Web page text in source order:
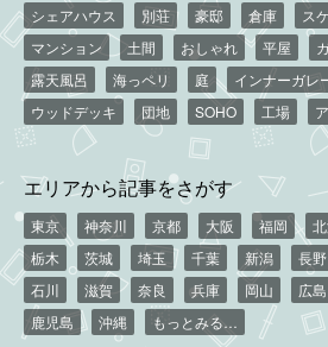
シェアハウス
別荘 豪邸 倉庫 ス
マンション
土間 おしゃれ 平屋
露天風呂
海っペリ 庭 インナーガレ
ウッドデッキ
団地 SOHO 工場
エリアから記事をさがす
東京 神奈川 京都 大阪 福岡
栃木
茨城 埼玉 千葉 新潟 長野
石川
滋賀 奈良 兵庫 岡山 広島
鹿児島
沖縄 もっとみる…